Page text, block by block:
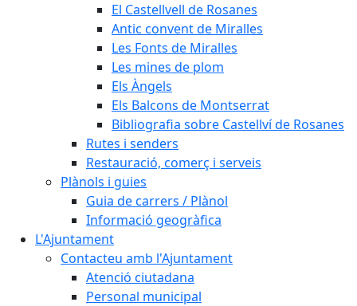
El Castellvell de Rosanes
Antic convent de Miralles
Les Fonts de Miralles
Les mines de plom
Els Àngels
Els Balcons de Montserrat
Bibliografia sobre Castellví de Rosanes
Rutes i senders
Restauració, comerç i serveis
Plànols i guies
Guia de carrers / Plànol
Informació geogràfica
L'Ajuntament
Contacteu amb l'Ajuntament
Atenció ciutadana
Personal municipal